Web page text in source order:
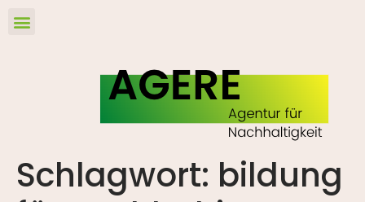
Schlagwort: bildung